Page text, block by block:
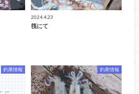
2024.4.23
筏にて
釣果情報 釣果情報